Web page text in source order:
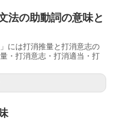
法の助動詞の意味と
には打消推量と打消意志の
・打消意志・打消適当・打